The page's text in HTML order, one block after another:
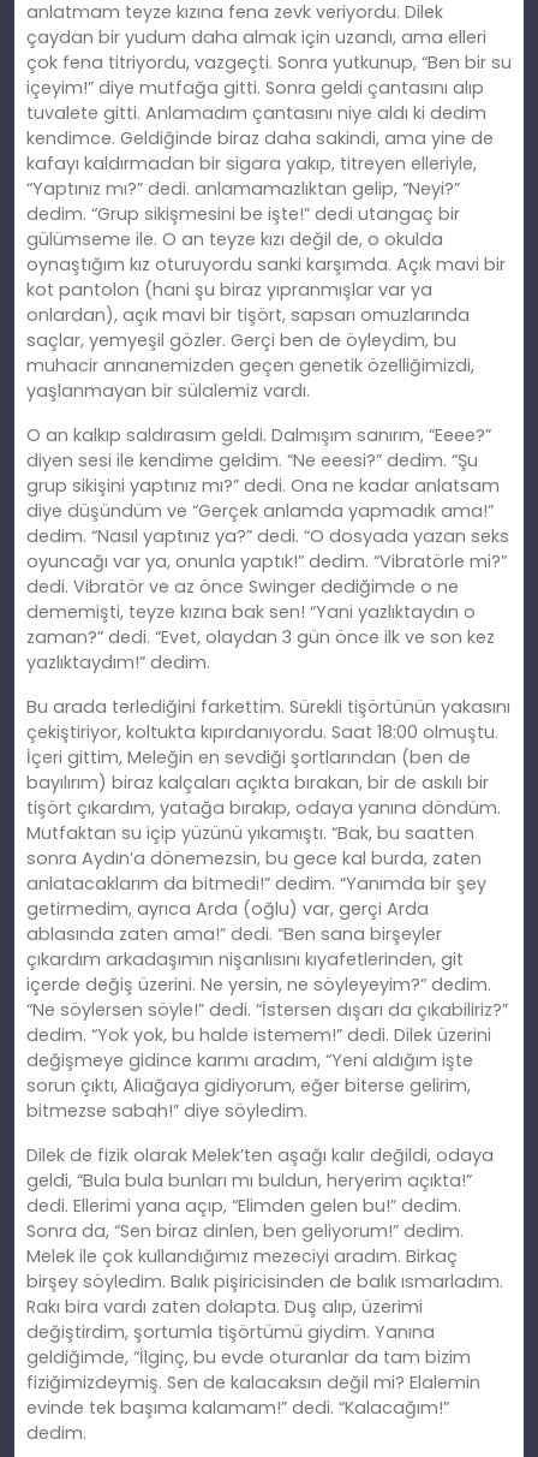
anlatmam teyze kızına fena zevk veriyordu. Dilek
çaydan bir yudum daha almak için uzandı, ama elleri
çok fena titriyordu, vazgeçti. Sonra yutkunup, “Ben bir su
içeyim!” diye mutfağa gitti. Sonra geldi çantasını alıp
tuvalete gitti. Anlamadım çantasını niye aldı ki dedim
kendimce. Geldiğinde biraz daha sakindi, ama yine de
kafayı kaldırmadan bir sigara yakıp, titreyen elleriyle,
“Yaptınız mı?” dedi. anlamamazlıktan gelip, “Neyi?”
dedim. “Grup sikişmesini be işte!” dedi utangaç bir
gülümseme ile. O an teyze kızı değil de, o okulda
oynaştığım kız oturuyordu sanki karşımda. Açık mavi bir
kot pantolon (hani şu biraz yıpranmışlar var ya
onlardan), açık mavi bir tişört, sapsarı omuzlarında
saçlar, yemyeşil gözler. Gerçi ben de öyleydim, bu
muhacir annanemizden geçen genetik özelliğimizdi,
yaşlanmayan bir sülalemiz vardı.
O an kalkıp saldırasım geldi. Dalmışım sanırım, “Eeee?”
diyen sesi ile kendime geldim. “Ne eeesi?” dedim. “Şu
grup sikişini yaptınız mı?” dedi. Ona ne kadar anlatsam
diye düşündüm ve “Gerçek anlamda yapmadık ama!”
dedim. “Nasıl yaptınız ya?” dedi. “O dosyada yazan seks
oyuncağı var ya, onunla yaptık!” dedim. “Vibratörle mi?”
dedi. Vibratör ve az önce Swinger dediğimde o ne
dememişti, teyze kızına bak sen! “Yani yazlıktaydın o
zaman?” dedi. “Evet, olaydan 3 gün önce ilk ve son kez
yazlıktaydım!” dedim.
Bu arada terlediğini farkettim. Sürekli tişörtünün yakasını
çekiştiriyor, koltukta kıpırdanıyordu. Saat 18:00 olmuştu.
İçeri gittim, Meleğin en sevdiği şortlarından (ben de
bayılırım) biraz kalçaları açıkta bırakan, bir de askılı bir
tişört çıkardım, yatağa bırakıp, odaya yanına döndüm.
Mutfaktan su içip yüzünü yıkamıştı. “Bak, bu saatten
sonra Aydın’a dönemezsin, bu gece kal burda, zaten
anlatacaklarım da bitmedi!” dedim. “Yanımda bir şey
getirmedim, ayrıca Arda (oğlu) var, gerçi Arda
ablasında zaten ama!” dedi. “Ben sana birşeyler
çıkardım arkadaşımın nişanlısını kıyafetlerinden, git
içerde değiş üzerini. Ne yersin, ne söyleyeyim?” dedim.
“Ne söylersen söyle!” dedi. “İstersen dışarı da çıkabiliriz?”
dedim. “Yok yok, bu halde istemem!” dedi. Dilek üzerini
değişmeye gidince karımı aradım, “Yeni aldığım işte
sorun çıktı, Aliağaya gidiyorum, eğer biterse gelirim,
bitmezse sabah!” diye söyledim.
Dilek de fizik olarak Melek’ten aşağı kalır değildi, odaya
geldi, “Bula bula bunları mı buldun, heryerim açıkta!”
dedi. Ellerimi yana açıp, “Elimden gelen bu!” dedim.
Sonra da, “Sen biraz dinlen, ben geliyorum!” dedim.
Melek ile çok kullandığımız mezeciyi aradım. Birkaç
birşey söyledim. Balık pişiricisinden de balık ısmarladım.
Rakı bira vardı zaten dolapta. Duş alıp, üzerimi
değiştirdim, şortumla tişörtümü giydim. Yanına
geldiğimde, “İlginç, bu evde oturanlar da tam bizim
fiziğimizdeymiş. Sen de kalacaksın değil mi? Elalemin
evinde tek başıma kalamam!” dedi. “Kalacağım!”
dedim.